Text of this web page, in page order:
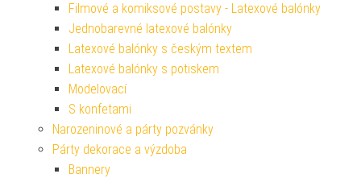
Filmové a komiksové postavy - Latexové balónky
Jednobarevné latexové balónky
Latexové balónky s českým textem
Latexové balónky s potiskem
Modelovací
S konfetami
Narozeninové a párty pozvánky
Párty dekorace a výzdoba
Bannery